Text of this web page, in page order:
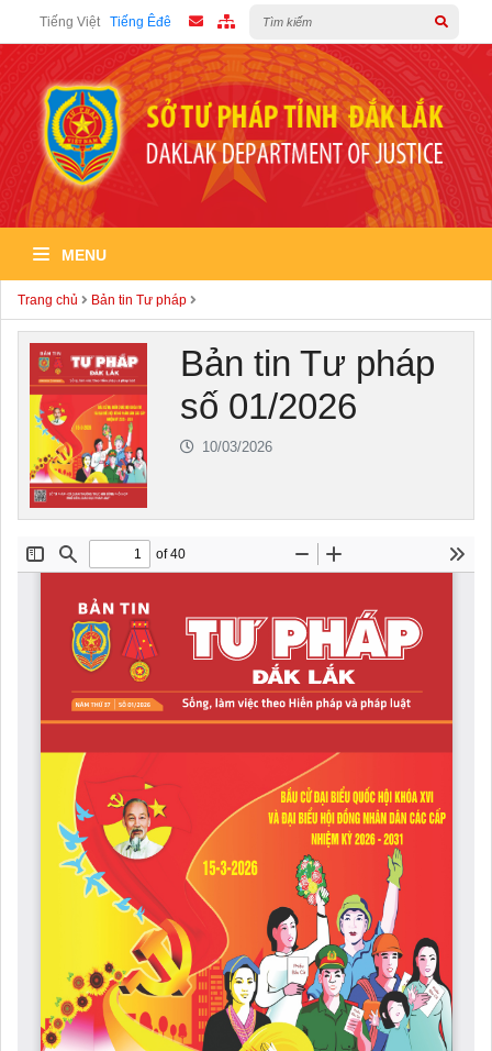
Tiếng Việt Tiếng Êđê
MENU
Trang chủ Bản tin Tư pháp
Bản tin Tư pháp
số 01/2026
10/03/2026